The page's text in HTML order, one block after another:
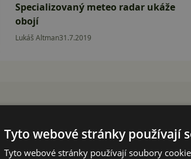
Specializovaný meteo radar ukáže
obojí
Lukáš Altman31.7.2019
Tyto webové stránky používají
Tyto webové stránky používají soubory